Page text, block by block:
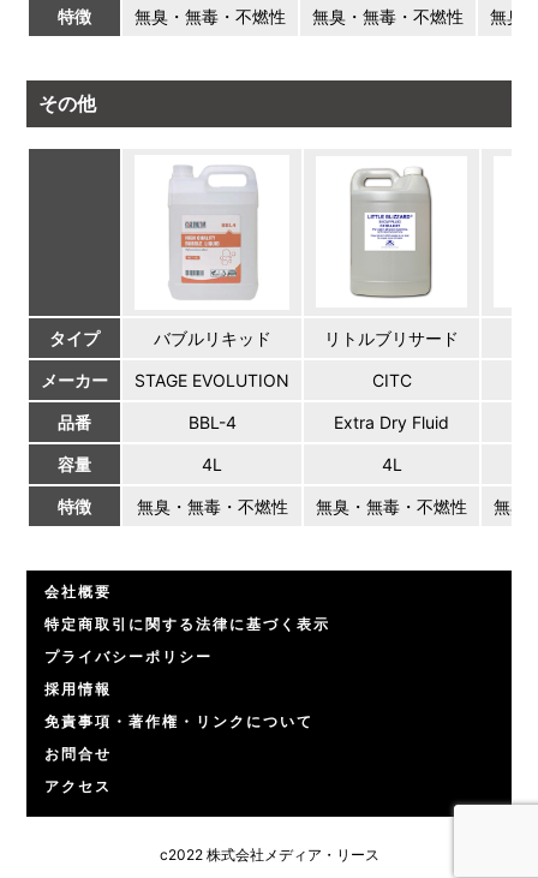
特徴 無臭・無毒・不燃性 無臭・無毒・不燃性 無臭
その他
タイプ バブルリキッド リトルブリサード
メーカー STAGE EVOLUTION CITC
品番 BBL-4 Extra Dry Fluid
容量 4L 4L
特徴 無臭・無毒・不燃性 無臭・無毒・不燃性 無臭
会社概要
特定商取引に関する法律に基づく表示
プライバシーポリシー
採用情報
免責事項・著作権・リンクについて
お問合せ
アクセス
c2022 株式会社メディア・リース